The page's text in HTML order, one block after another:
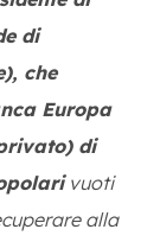
di
che
Europa
di
vuoti
alla